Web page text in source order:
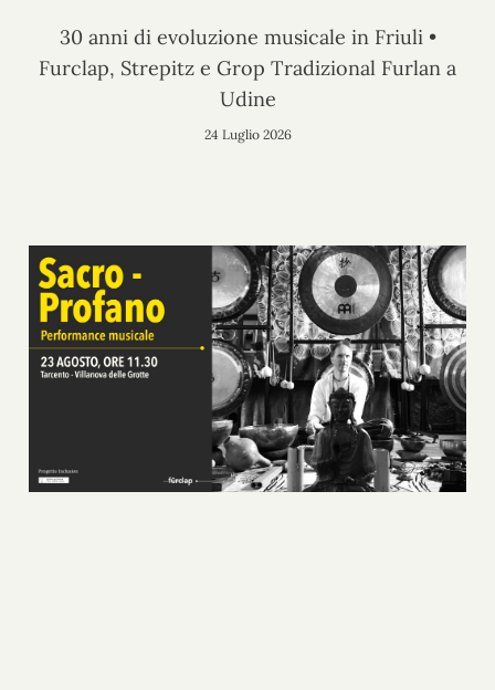
30 anni di evoluzione musicale in Friuli •
Furclap, Strepitz e Grop Tradizional Furlan a
Udine
24 Luglio 2026